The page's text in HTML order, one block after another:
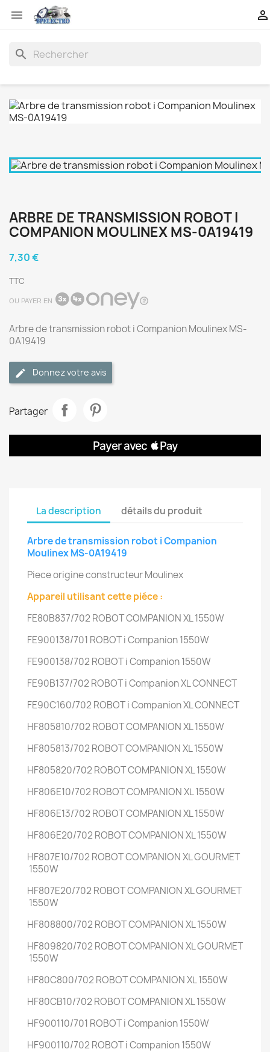
 
search
ARBRE DE TRANSMISSION ROBOT I
COMPANION MOULINEX MS-0A19419
7,30 €
TTC
OU PAYER EN
Arbre de transmission robot i Companion Moulinex MS-
0A19419
Donnez votre avis
Partager
La description détails du produit
Arbre de transmission robot i Companion
Moulinex MS-0A19419
Piece origine constructeur Moulinex
Appareil utilisant cette piéce :
FE80B837/702 ROBOT COMPANION XL1550W
FE900138/701 ROBOT i Companion1550W
FE900138/702 ROBOT i Companion1550W
FE90B137/702 ROBOT i Companion XL CONNECT
FE90C160/702 ROBOT i Companion XL CONNECT
HF805810/702 ROBOT COMPANION XL1550W
HF805813/702 ROBOT COMPANION XL1550W
HF805820/702 ROBOT COMPANION XL1550W
HF806E10/702 ROBOT COMPANION XL1550W
HF806E13/702 ROBOT COMPANION XL1550W
HF806E20/702 ROBOT COMPANION XL1550W
HF807E10/702 ROBOT COMPANION XL GOURMET
1550W
HF807E20/702 ROBOT COMPANION XL GOURMET
1550W
HF808800/702 ROBOT COMPANION XL1550W
HF809820/702 ROBOT COMPANION XL GOURMET
1550W
HF80C800/702 ROBOT COMPANION XL1550W
HF80CB10/702 ROBOT COMPANION XL1550W
HF900110/701 ROBOT i Companion1550W
HF900110/702 ROBOT i Companion1550W